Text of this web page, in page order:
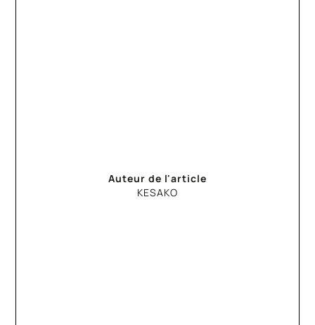
Auteur de l'article
KESAKO